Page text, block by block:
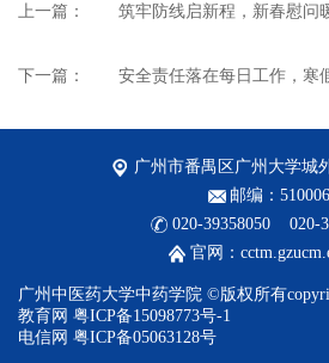
上一篇： 筑牢防线启新程，新春慰问
下一篇： 安全责任落在每日工作，寒
广州市番禺区广州大学城
邮编：510006
020-39358050 020-
官网：
广州中医药大学中药学院 ©版权所有
教育网 粤ICP备15098773号-1
电信网 粤ICP备05063128号